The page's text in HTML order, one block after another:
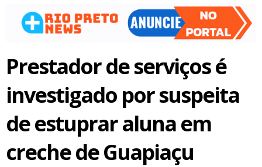
Prestador de serviços é
investigado por suspeita
de estuprar aluna em
creche de Guapiaçu